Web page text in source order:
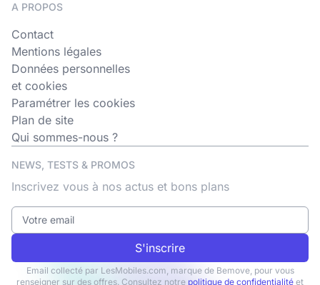
A PROPOS
Contact
Mentions légales
Données personnelles
et cookies
Paramétrer les cookies
Plan de site
Qui sommes-nous ?
NEWS, TESTS & PROMOS
Inscrivez vous à nos actus et bons plans
S'inscrire
Email collecté par LesMobiles.com, marque de Bemove, pour vous
renseigner sur des offres. Consultez notre politique de confidentialité et